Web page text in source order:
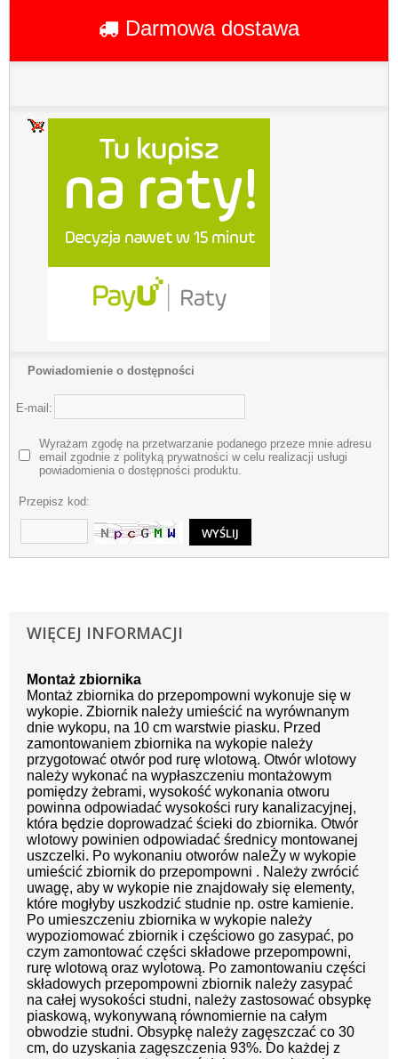
Darmowa dostawa
Powiadomienie o dostępności
E-mail:
Wyrażam zgodę na przetwarzanie podanego przeze mnie adresu
email zgodnie z polityką prywatności w celu realizacji usługi
powiadomienia o dostępności produktu.
Przepisz kod:
WIĘCEJ INFORMACJI
Montaż zbiornika
Montaż zbiornika do przepompowni wykonuje się w
wykopie. Zbiornik należy umieścić na wyrównanym
dnie wykopu, na 10 cm warstwie piasku. Przed
zamontowaniem zbiornika na wykopie należy
przygotować otwór pod rurę wlotową. Otwór wlotowy
należy wykonać na wypłaszczeniu montażowym
pomiędzy żebrami, wysokość wykonania otworu
powinna odpowiadać wysokości rury kanalizacyjnej,
która będzie doprowadzać ścieki do zbiornika. Otwór
wlotowy powinien odpowiadać średnicy montowanej
uszczelki. Po wykonaniu otworów naleŻy w wykopie
umieścić zbiornik do przepompowni . Należy zwrócić
uwagę, aby w wykopie nie znajdowały się elementy,
które mogłyby uszkodzić studnie np. ostre kamienie.
Po umieszczeniu zbiornika w wykopie należy
wypoziomować zbiornik i częściowo go zasypać, po
czym zamontować części składowe przepompowni,
rurę wlotową oraz wylotową. Po zamontowaniu części
składowych przepompowni zbiornik należy zasypać
na całej wysokości studni, należy zastosować obsypkę
piaskową, wykonywaną równomiernie na całym
obwodzie studni. Obsypkę należy zagęszczać co 30
cm, do uzyskania zagęszczenia 93%. Do każdej z